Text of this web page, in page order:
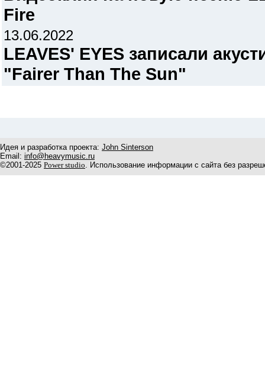
Fire
13.06.2022
LEAVES' EYES записали
"Fairer Than The Sun"
Идея и разработка проекта: John Sinterson
Email: info@heavymusic.ru
©2001-2025 Power studio. Использование информации с сайта без